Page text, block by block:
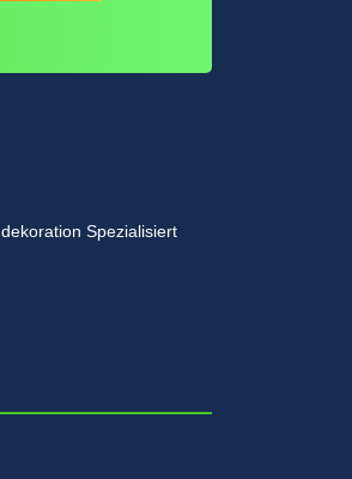
Spezialisiert